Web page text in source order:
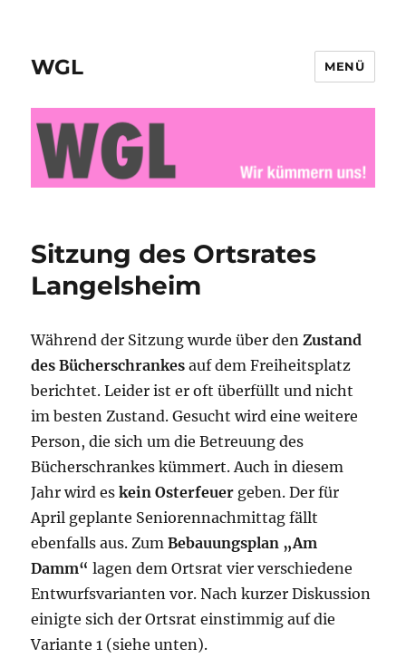
WGL MENÜ
Sitzung des Ortsrates
Langelsheim
Während der Sitzung wurde über denZustand
des Bücherschrankes auf dem Freiheitsplatz
berichtet. Leider ist er oft überfüllt und nicht
im besten Zustand. Gesucht wird eine weitere
Person, die sich um die Betreuung des
Bücherschrankes kümmert. Auch in diesem
Jahr wird eskein Osterfeuer geben. Der für
April geplante Seniorennachmittag fällt
ebenfalls aus. ZumBebauungsplan „Am
Damm“ lagen dem Ortsrat vier verschiedene
Entwurfsvarianten vor. Nach kurzer Diskussion
einigte sich der Ortsrat einstimmig auf die
Variante 1 (siehe unten).